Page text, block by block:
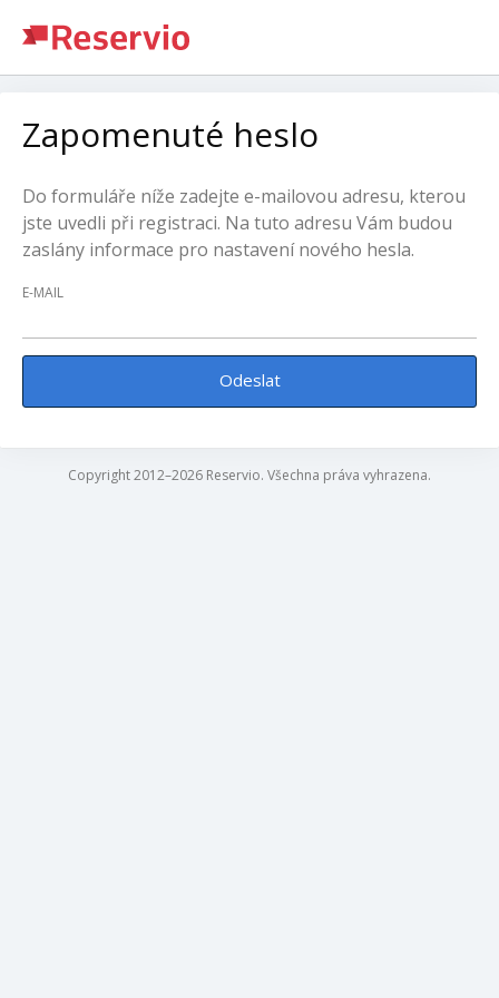
Zapomenuté heslo
Do formuláře níže zadejte e-mailovou adresu, kterou
jste uvedli při registraci. Na tuto adresu Vám budou
zaslány informace pro nastavení nového hesla.
E-MAIL
Odeslat
Copyright 2012–2026 Reservio. Všechna práva vyhrazena.